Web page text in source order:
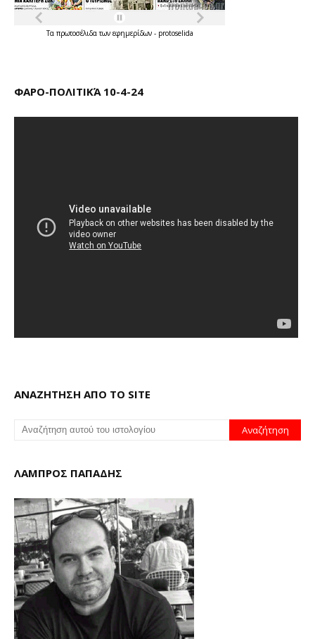
Τα πρωτοσέλιδατων εφημερίδων - protoselida
ΦΑΡΟ-ΠΟΛΙΤΙΚΆ 10-4-24
ΑΝΑΖΗΤΗΣΗ ΑΠΟ ΤΟ SITE
ΛΑΜΠΡΟΣ ΠΑΠΑΔΗΣ